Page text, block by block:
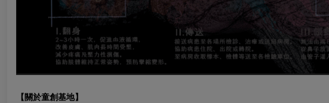
【關於童創基地】